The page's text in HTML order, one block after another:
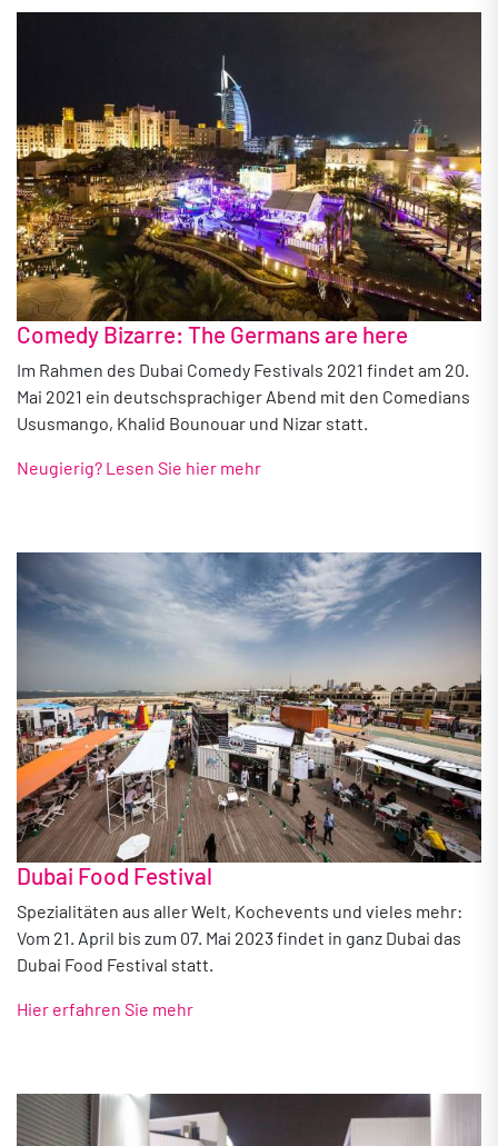
Comedy Bizarre: The Germans are here
Im Rahmen des Dubai Comedy Festivals 2021 findet am 20.
Mai 2021 ein deutschsprachiger Abend mit den Comedians
Ususmango, Khalid Bounouar und Nizar statt.
Neugierig? Lesen Sie hier mehr
Dubai Food Festival
Spezialitäten aus aller Welt, Kochevents und vieles mehr:
Vom 21. April bis zum 07. Mai 2023 findet in ganz Dubai das
Dubai Food Festival statt.
Hier erfahren Sie mehr